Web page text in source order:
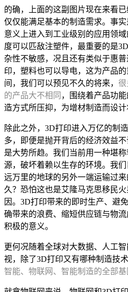
的确，上面的这副图片现在来看
仅仅能满足基本的制造需求。事
意义上进入到工业级别的应用领
度可以匹敌注塑件，最重要的是
杂性不敏感，况且还有类似于惠
印，塑料也可以导电，这为产品
间，我们可以预见不久的将来， 很
的产品大不相同 ，围绕着产品功
造方式所压抑，为增材制造而设计
除此之外，3D打印进入万亿的制
多，即便是抛开背后的经济效益
是大势所趋。我们当前用一种堪
源，破坏着赖以生存的环境。我
远万里的地球的另外一端运输过
久？恐怕这也是艾隆马克思移民
因。3D打印带来的即时生产、避
确带来的浪费、缩短供应链与物
积极的意义。
更何况随着全球对大数据、人工
视，除了3D打印又有哪种制造技术
智能、物联网、智能制造的全部基